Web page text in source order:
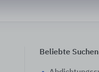
Beliebte Suchen